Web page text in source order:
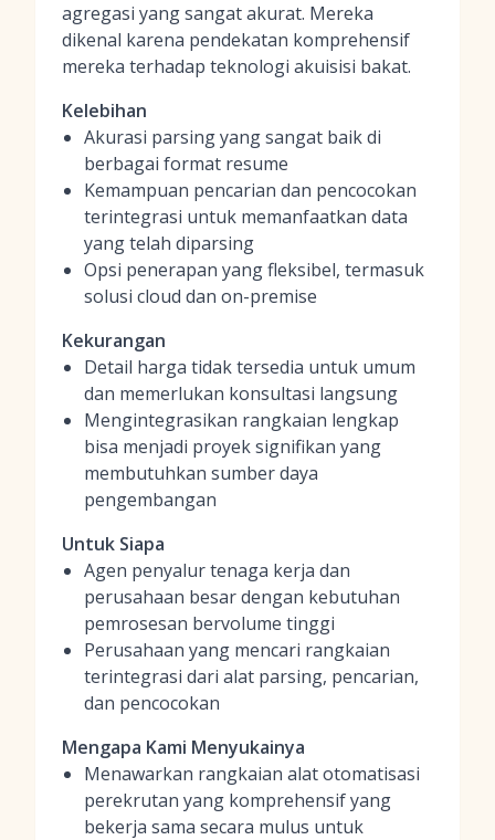
agregasi yang sangat akurat. Mereka
dikenal karena pendekatan komprehensif
mereka terhadap teknologi akuisisi bakat.
Kelebihan
Akurasi parsing yang sangat baik di
berbagai format resume
Kemampuan pencarian dan pencocokan
terintegrasi untuk memanfaatkan data
yang telah diparsing
Opsi penerapan yang fleksibel, termasuk
solusi cloud dan on-premise
Kekurangan
Detail harga tidak tersedia untuk umum
dan memerlukan konsultasi langsung
Mengintegrasikan rangkaian lengkap
bisa menjadi proyek signifikan yang
membutuhkan sumber daya
pengembangan
Untuk Siapa
Agen penyalur tenaga kerja dan
perusahaan besar dengan kebutuhan
pemrosesan bervolume tinggi
Perusahaan yang mencari rangkaian
terintegrasi dari alat parsing, pencarian,
dan pencocokan
Mengapa Kami Menyukainya
Menawarkan rangkaian alat otomatisasi
perekrutan yang komprehensif yang
bekerja sama secara mulus untuk